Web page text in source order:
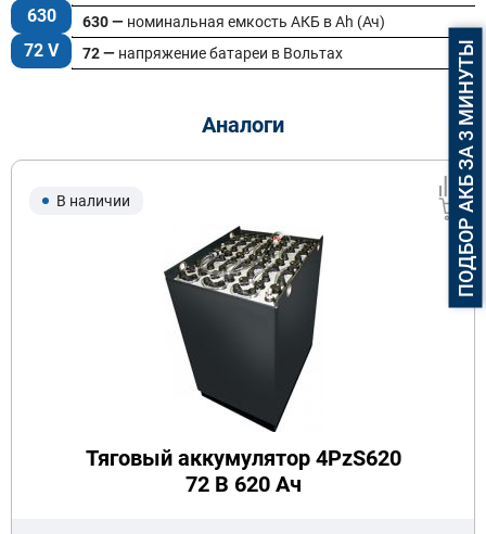
630
72 V
72 — напряжение батареи в Вольтах
630 — номинальная емкость АКБ в Ah (Ач)
Аналоги
В наличии
Тяговый аккумулятор 4PzS620
72 В 620 Ач
ПОДБОР АКБ ЗА 3 МИНУТЫ